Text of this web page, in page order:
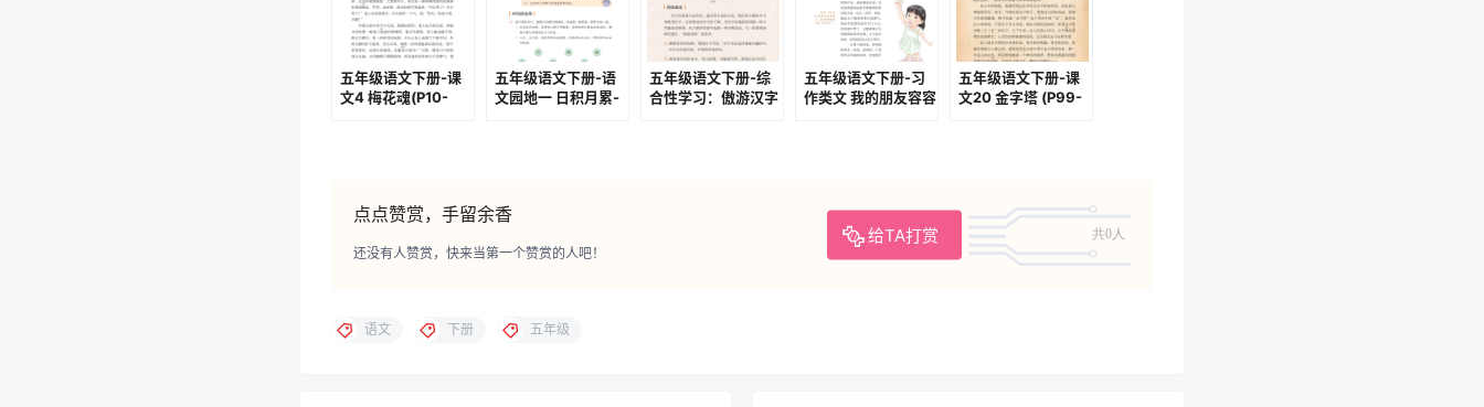
五年级语文下册-课
文4 梅花魂(P10-
五年级语文下册-语
文园地一 日积月累-
五年级语文下册-综
合性学习：傲游汉字
五年级语文下册-习
作类文 我的朋友容容
五年级语文下册-课
文20 金字塔 (P99-
点点赞赏，手留余香
给TA打赏 共0人
还没有人赞赏，快来当第一个赞赏的人吧！
语文 下册 五年级